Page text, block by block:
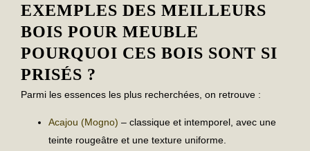
EXEMPLES DES MEILLEURS
BOIS POUR MEUBLE
POURQUOI CES BOIS SONT SI
PRISÉS ?
Parmi les essences les plus recherchées, on retrouve :
Acajou (Mogno) – classique et intemporel, avec une
teinte rougeâtre et une texture uniforme.